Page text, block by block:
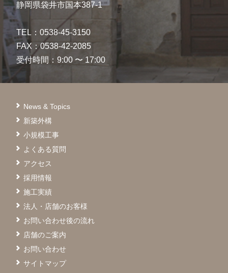
静岡県袋井市国本387-1
TEL：0538-45-3150
FAX：0538-42-2085
受付時間：9:00 〜 17:00
News & Topics
新築外構
小規模工事
よくある質問
アクセス
採用情報
施工実績
法人・店舗のお客様
お問い合わせ後の流れ
店舗のご案内
お問い合わせ
サイトマップ